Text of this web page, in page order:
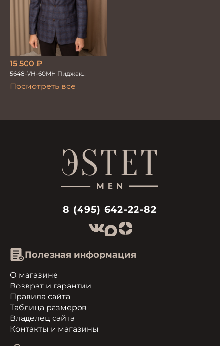
Посмотреть все
15 500 ₽
5648-VH-60MH Пиджак
8 (495) 642-22-82
Полезная информация
О магазине
Возврат и гарантии
Правила сайта
Таблица размеров
Владелец сайта
Контакты и магазины